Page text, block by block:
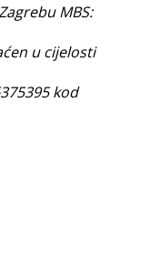
MBS:
u cijelosti
kod